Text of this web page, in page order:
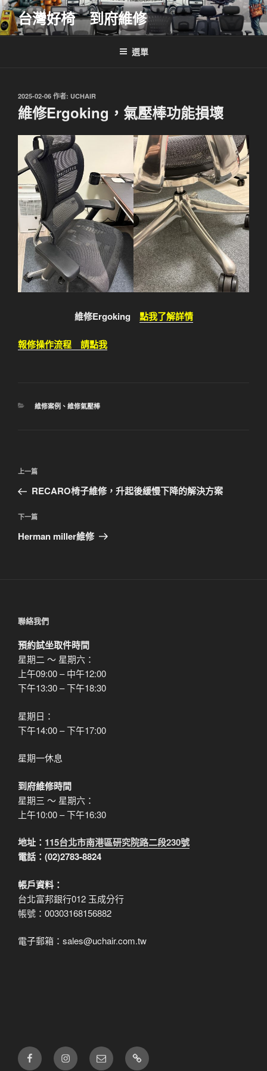
跳
至
主
台灣好椅 到府維修
選單
發
佈
於
2025-02-06 作者: UCHAIR
維修Ergoking，氣壓棒功能損壞
維修Ergoking 點我了解詳情
報修操作流程 請點我
分
維修案例 、 維修氣壓棒
文
導
覽
上
一
文
章
上一篇
RECARO椅子維修，升起後緩慢下降的解決方案
下
一
下一篇
Herman miller維修
聯絡我們
預約試坐取件時間
星期二 ～ 星期六：
上午09:00 – 中午12:00
下午13:30 – 下午18:30
星期日：
下午14:00 – 下午17:00
星期一休息
到府維修時間
星期三 ～ 星期六：
上午10:00 – 下午16:30
地址： 115台北市南港區研究院路二段230號
電話：(02)2783-8824
帳戶資料：
台北富邦銀行012 玉成分行
帳號：00303168156882
電子郵箱：sales@uchair.com.tw
FB IG
電
LINE